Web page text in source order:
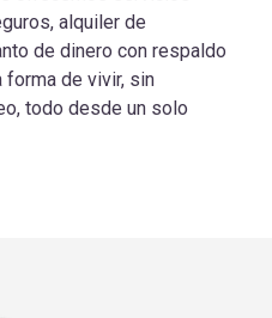
alquiler de
de dinero con respaldo
forma de vivir, sin
todo desde un solo